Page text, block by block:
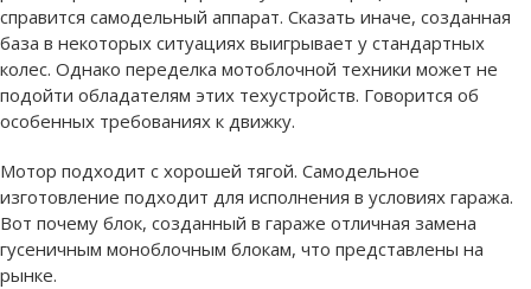
справится самодельный аппарат. Сказать иначе, созданная
база в некоторых ситуациях выигрывает у стандартных
колес. Однако переделка мотоблочной техники может не
подойти обладателям этих техустройств. Говорится об
особенных требованиях к движку.
Мотор подходит с хорошей тягой. Самодельное
изготовление подходит для исполнения в условиях гаража.
Вот почему блок, созданный в гараже отличная замена
гусеничным моноблочным блокам, что представлены на
рынке.